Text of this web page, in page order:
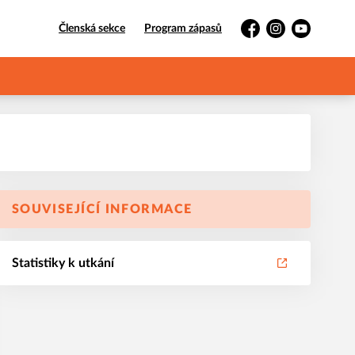
Členská sekce Program zápasů
FacebookInstagramYouTube
SOUVISEJÍCÍ INFORMACE
Statistiky k utkání